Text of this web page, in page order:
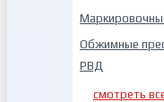
Обжимные
РВД
смотреть